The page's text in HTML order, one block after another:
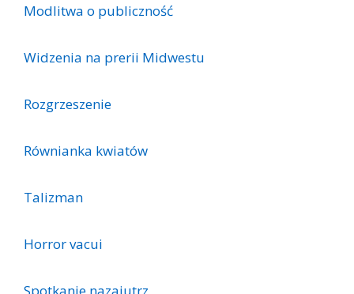
Modlitwa o publiczność
Widzenia na prerii Midwestu
Rozgrzeszenie
Równianka kwiatów
Talizman
Horror vacui
Spotkanie nazajutrz